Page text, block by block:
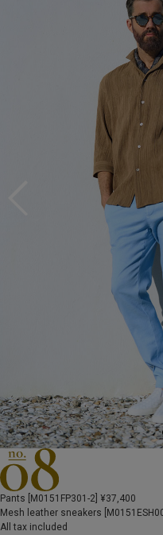
Pants [M0151FP301-2] ¥37,400
Mesh leather sneakers
All tax included